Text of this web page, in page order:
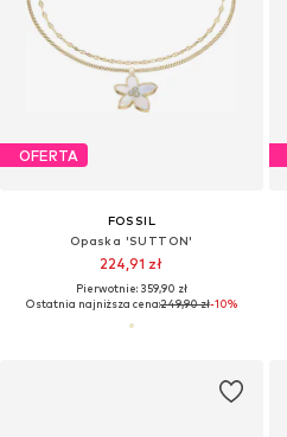
OFERTA
FOSSIL
Opaska 'SUTTON'
224,91 zł
Pierwotnie: 359,90 zł
Ostatnia najniższa cena:249,90 zł-10%